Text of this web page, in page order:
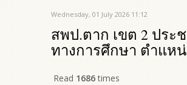
Wednesday, 01 July 2026 11:12
สพป.ตาก เขต 2 ประ
ทางการศึกษา ตำแห
Read 1686times